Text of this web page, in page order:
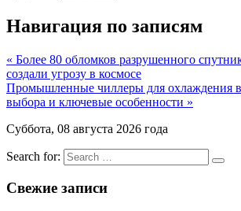
Навигация по записям
« Более 80 обломков разрушенного
создали угрозу в космосе
Промышленные чиллеры для охлаждения
выбора и ключевые особенности »
Суббота, 08 августа 2026 года
Search for:
Свежие записи